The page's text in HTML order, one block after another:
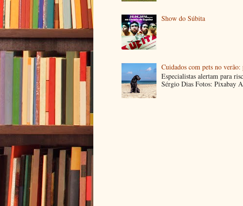
Show do Súbita
Cuidados com pets no
Especialistas alertam para
Sérgio Dias Fotos: Pixabay